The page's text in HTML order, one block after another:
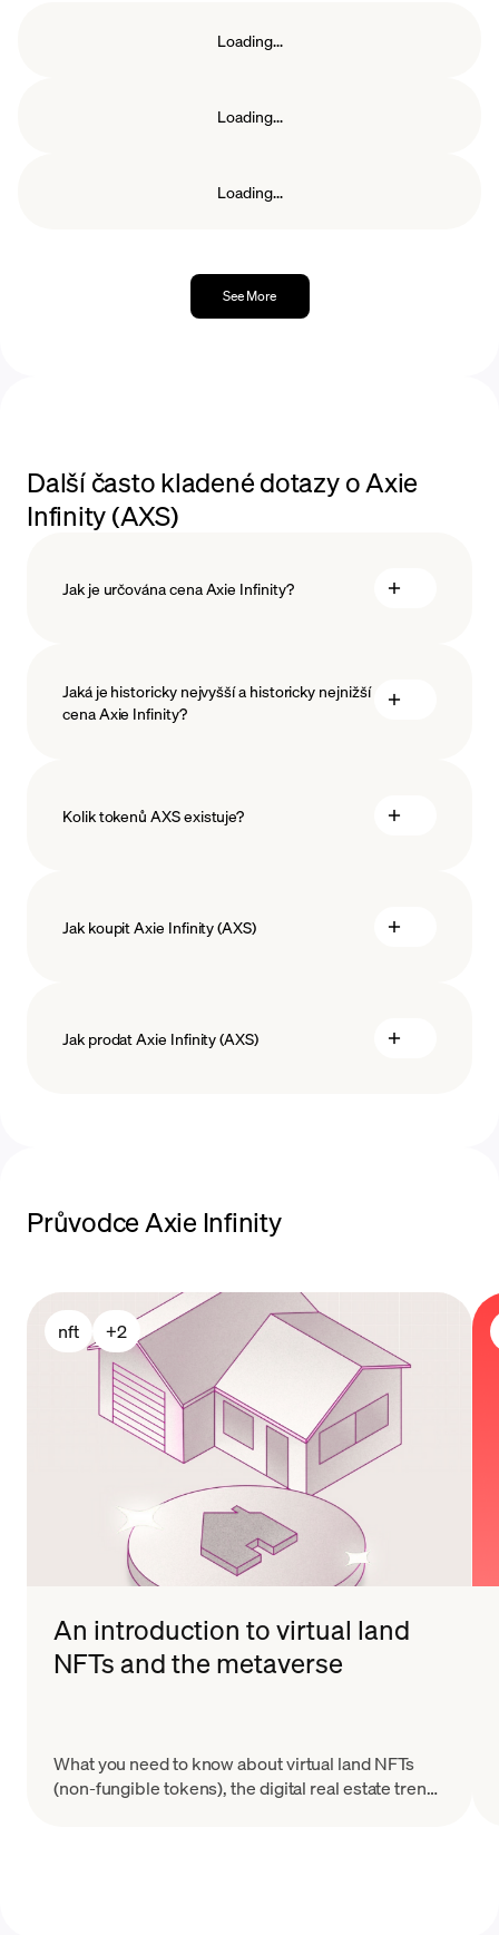
které jste stakovali. Tyto odměny mohou být
Loading...
Loading...
Loading...
See More
Další často kladené dotazy o Axie
Infinity (AXS)
Jak je určována cena Axie Infinity?
blockchainové technologie
Jaká je historicky nejvyšší a historicky nejnižší
cena Axie Infinity?
Kolik tokenů AXS existuje?
Jak koupit Axie Infinity (AXS)
Jak prodat Axie Infinity (AXS)
Průvodce Axie Infinity
nft +2
An introduction to virtual land
NFTs and the metaverse
What you need to know about virtual land NFTs
(non-fungible tokens), the digital real estate trend